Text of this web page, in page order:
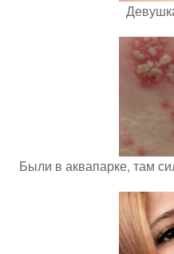
Были в аквапарке, там